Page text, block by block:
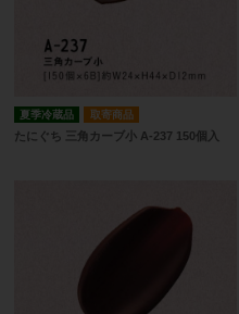
夏季冷蔵品 取寄商品
たにぐち 三角カーブ小 A-237 150個入